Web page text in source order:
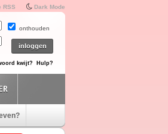
RSS Dark Mode
onthouden
kwijt? Hulp?